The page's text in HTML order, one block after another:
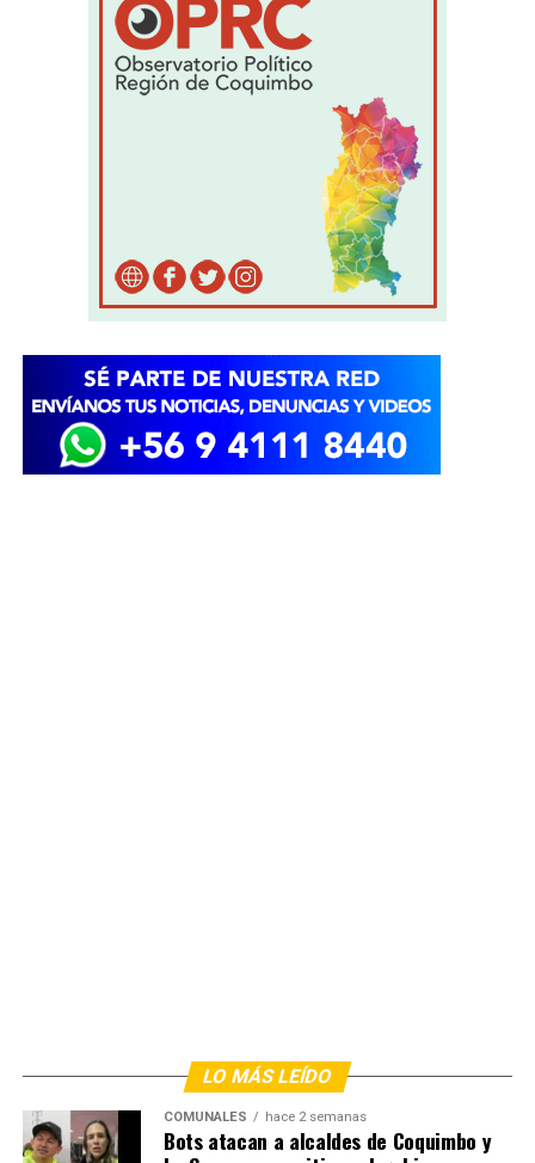
LO MÁS LEÍDO
COMUNALES hace 2 semanas
Bots atacan a alcaldes de Coquimbo y